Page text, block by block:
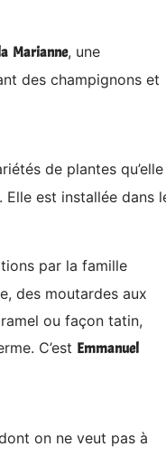
Marianne, une
des champignons et
de plantes qu’elle
est installée dans
par la famille
des moutardes aux
ou façon tatin,
C’est Emmanuel
on ne veut pas à